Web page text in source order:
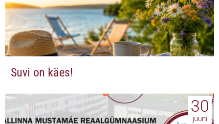
Suvi on käes!
30
juuni